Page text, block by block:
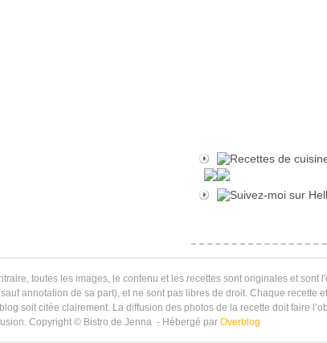
toutes les images, le contenu et les recettes sont originales et sont
annotation de sa part), et ne sont pas libres de droit. Chaque recette
soit citée clairement. La diffusion des photos de la recette doit faire
Copyright © Bistro de Jenna - Hébergé par Overblog